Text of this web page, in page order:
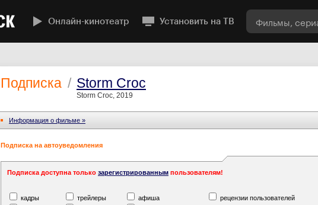
Онлайн-кинотеатр Установить на ТВ
Подписка / Storm Croc
Storm Croc, 2019
Информация o фильме »
Подписка на автоуведомления
Подписка доступна только зарегистрированным пользователям!
кадры трейлеры афиша
рецензии пользователей